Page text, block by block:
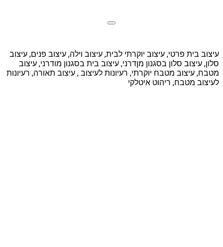
עיצוב בית פרטי, עיצוב יוקרתי לבית, עיצוב וילה, עיצוב פנים, עיצוב
סלון, עיצוב סלון בסגנון מןדרני, עיצוב בית בסגנון מודרני, עיצוב
מטבח, עיצוב מטבח יוקרתי, רעיונות לעיצוב , עיצוב תאורה, רעיונות
לעיצוב מטבח, ריהוט איטלקי